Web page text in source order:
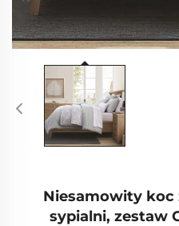
Niesamowity
sypialni, zestaw